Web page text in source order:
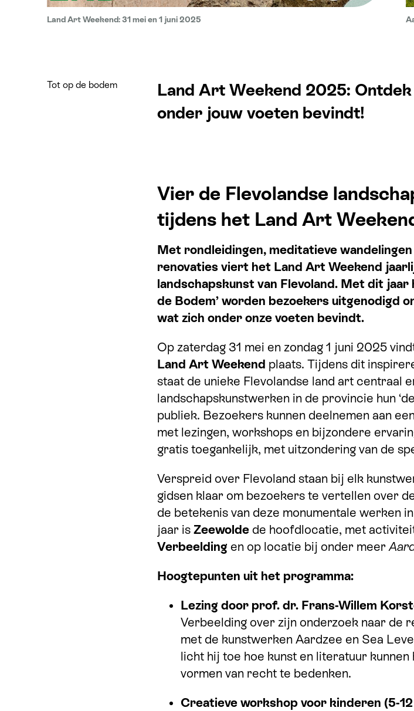
Land Art Weekend: 31 mei en 1 juni 2025
Tot op de bodem
Land Art Weekend 2025:
onder jouw voeten bevindt!
Vier de Flevolandse
tijdens het Land Art
Met rondleidingen, meditatieve
renovaties viert het Land Art Weekend
landschapskunst van Flevoland. Met dit jaar
de Bodem’ worden bezoekers uitgenodigd
wat zich onder onze voeten bevindt.
Op zaterdag 31 mei en zondag 1 juni 2025
Land Art Weekend plaats. Tijdens dit
staat de unieke Flevolandse land art centraal
landschapskunstwerken in de provincie hun
publiek. Bezoekers kunnen deelnemen aan
met lezingen, workshops en bijzondere
gratis toegankelijk, met uitzondering van de
Verspreid over Flevoland staan bij elk
gidsen klaar om bezoekers te vertellen over
de betekenis van deze monumentale werken
jaar is Zeewolde de hoofdlocatie, met
Verbeelding en op locatie bij onder meer
Hoogtepunten uit het programma:
Lezing door prof. dr. Frans-Willem
Verbeelding over zijn onderzoek naar de
met de kunstwerken Aardzee en Sea
licht hij toe hoe kunst en literatuur kunnen
vormen van recht te bedenken.
Creatieve workshop voor kinderen (5-